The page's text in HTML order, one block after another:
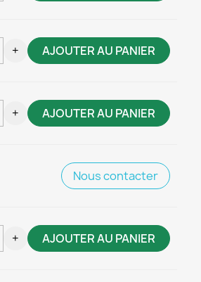
+ AJOUTER AU PANIER
+ AJOUTER AU PANIER
Nous contacter
+ AJOUTER AU PANIER